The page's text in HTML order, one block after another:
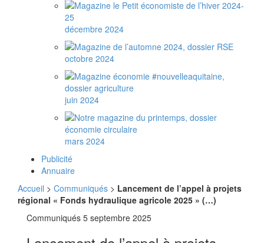
décembre 2024
octobre 2024
juin 2024
mars 2024
Publicité
Annuaire
Accueil > Communiqués > Lancement de l’appel à projets
régional « Fonds hydraulique agricole 2025 » (…)
Communiqués 5 septembre 2025